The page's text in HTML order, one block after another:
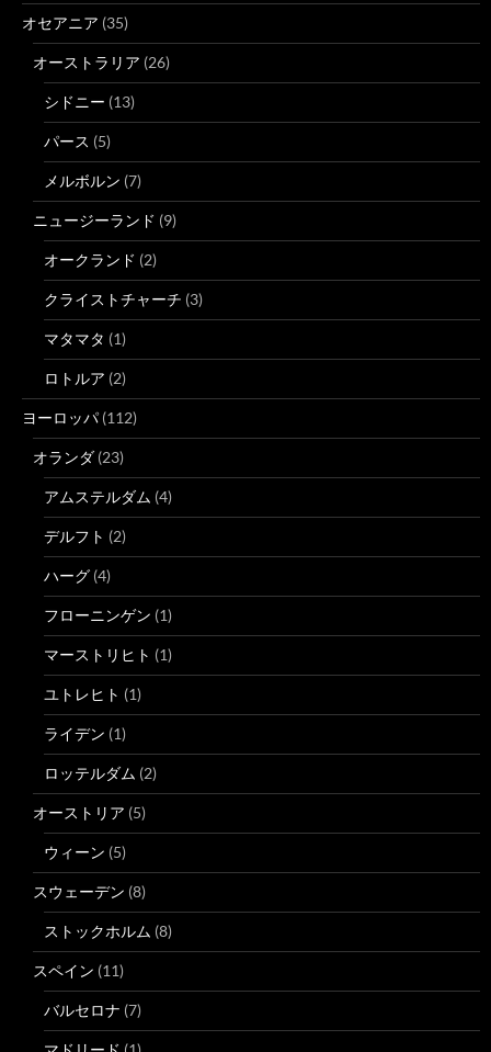
オセアニア (35)
オーストラリア (26)
シドニー (13)
パース (5)
メルボルン (7)
ニュージーランド (9)
オークランド (2)
クライストチャーチ (3)
マタマタ (1)
ロトルア (2)
ヨーロッパ (112)
オランダ (23)
アムステルダム (4)
デルフト (2)
ハーグ (4)
フローニンゲン (1)
マーストリヒト (1)
ユトレヒト (1)
ライデン (1)
ロッテルダム (2)
オーストリア (5)
ウィーン (5)
スウェーデン (8)
ストックホルム (8)
スペイン (11)
バルセロナ (7)